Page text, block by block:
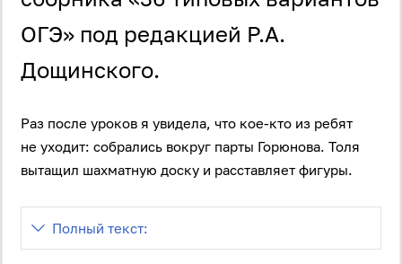
ОГЭ» под редакцией Р.А.
Дощинского.
Раз после уроков я увидела, что кое-кто из ребят
не уходит: собрались вокруг парты Горюнова. Толя
вытащил шахматную доску и расставляет фигуры.
Полный текст: